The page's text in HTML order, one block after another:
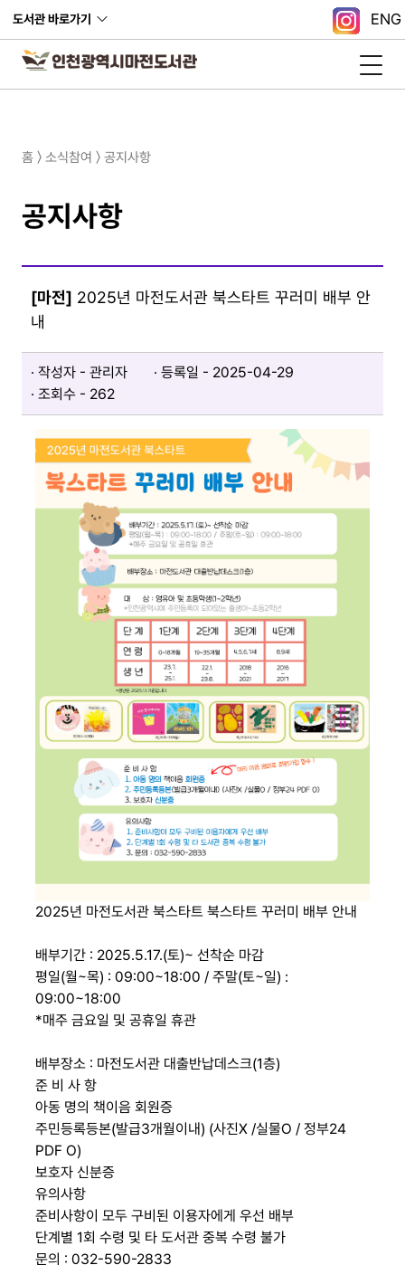
도서관 바로가기 ENG
홈 〉 소식참여 〉 공지사항
공지사항
[마전] 2025년 마전도서관 북스타트 꾸러미 배부 안
내
작성자 - 관리자
등록일 - 2025-04-29​
조회수 - 262
2025년 마전도서관 북스타트 북스타트 꾸러미 배부 안내
배부기간 : 2025.5.17.(토)~ 선착순 마감
평일(월~목) : 09:00~18:00 / 주말(토~일) :
09:00~18:00
*매주 금요일 및 공휴일 휴관
배부장소 : 마전도서관 대출반납데스크(1층)
준 비 사 항
아동 명의 책이음 회원증
주민등록등본(발급3개월이내) (사진X /실물O / 정부24
PDF O)
보호자 신분증
유의사항
준비사항이 모두 구비된 이용자에게 우선 배부
단계별 1회 수령 및 타 도서관 중복 수령 불가
문의 : 032-590-2833